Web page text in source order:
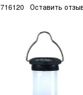
Оставить